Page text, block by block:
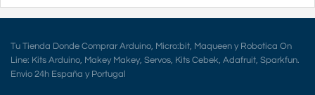
Tu Tienda Donde Comprar Arduino, Micro:bit, Maqueen y Robotica On
Line: Kits Arduino, Makey Makey, Servos, Kits Cebek, Adafruit, Sparkfun.
Envio 24h España y Portugal